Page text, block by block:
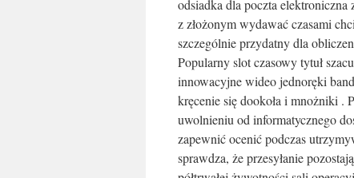
odsiadka dla poczta
z złożonym wydawać czasami
szczególnie przydatny dla
Popularny slot czasowy tytuł
innowacyjne wideo jednoręki
kręcenie się dookoła i mnożniki .
uwolnieniu od informatycznego
zapewnić ocenić podczas
sprawdza, że przesyłanie